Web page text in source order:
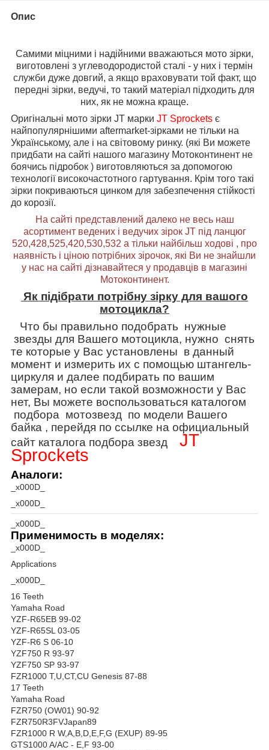
Опис
Самими міцними і надійними вважаються мото зірки,
виготовлені з углеводородистой сталі - у них і термін
служби дуже довгий, а якщо враховувати той факт, що
передні зірки, ведучі, то такий матеріал підходить для
них, як не можна краще.
Оригінальні мото зірки JT марки JT Sprockets є
найпопулярнішими aftermarket-зірками не тільки на
Українському, але і на світовому ринку. (які Ви можете
придбати на сайті нашого магазину Мотоконтинент не
боячись підробок ) виготовляються за допомогою
технології високочастотного гартування. Крім того такі
зірки покриваються цинком для забезпечення стійкості
до корозії.
На сайті представлений далеко не весь наш
асортимент ведених і ведучих зірок JTпід ланцюг
520,428,525,420,530,532 а тільки найбільш ходові , про
наявність і ціною потрібних зірочок, які Ви не знайшли
у нас на сайті дізнавайтеся у продавців в магазині
Мотоконтинент.
Як підібрати потрібну зірку для вашого
мотоцикла?
Что бы правильно подобрать нужные
звезды для Вашего мотоцикла, нужно снять
те которые у Вас установлены в данный
момент и измерить их с помощью штангель-
циркуля и далее подбирать по вашим
замерам, но если такой возможности у Вас
нет, Вы можете воспользоваться каталогом
подбора мотозвезд по модели Вашего
байка , перейдя по ссылке на официальный
сайт каталога подбора звезд JT
Sprockets
Аналоги:
_x000D_
_x000D_
_x000D_
Применимость в моделях:
_x000D_
Applications
_x000D_
16 Teeth
Yamaha Road
YZF-R65EB 99-02
YZF-R65SL 03-05
YZF-R6 S 06-10
YZF750 R 93-97
YZF750 SP 93-97
FZR1000 T,U,CT,CU Genesis 87-88
17 Teeth
Yamaha Road
FZR750 (OW01) 90-92
FZR750R3FVJapan89
FZR1000 R W,A,B,D,E,F,G (EXUP) 89-95
GTS1000 A/AC - E,F 93-00